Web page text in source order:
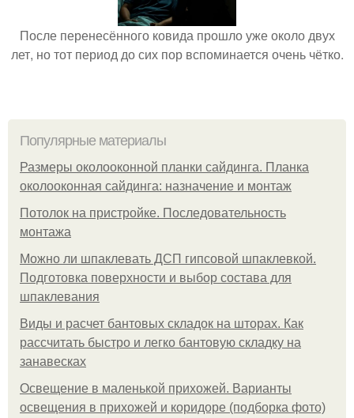
После перенесённого ковида прошло уже около двух
лет, но тот период до сих пор вспоминается очень чётко.
Популярные материалы
Размеры околооконной планки сайдинга. Планка
околооконная сайдинга: назначение и монтаж
Потолок на пристройке. Последовательность
монтажа
Можно ли шпаклевать ДСП гипсовой шпаклевкой.
Подготовка поверхности и выбор состава для
шпаклевания
Виды и расчет бантовых складок на шторах. Как
рассчитать быстро и легко бантовую складку на
занавесках
Освещение в маленькой прихожей. Варианты
освещения в прихожей и коридоре (подборка фото)